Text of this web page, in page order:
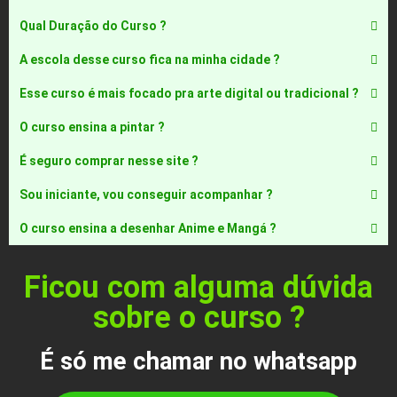
Qual Duração do Curso ?
A escola desse curso fica na minha cidade ?
Esse curso é mais focado pra arte digital ou tradicional ?
O curso ensina a pintar ?
É seguro comprar nesse site ?
Sou iniciante, vou conseguir acompanhar ?
O curso ensina a desenhar Anime e Mangá ?
Ficou com alguma dúvida
sobre o curso ?
É só me chamar no whatsapp